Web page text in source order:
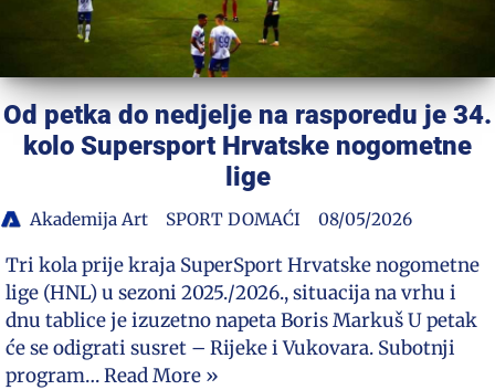
Od petka do nedjelje na rasporedu je 34.
kolo Supersport Hrvatske nogometne
lige
Akademija Art SPORT DOMAĆI 08/05/2026
Tri kola prije kraja SuperSport Hrvatske nogometne
lige (HNL) u sezoni 2025./2026., situacija na vrhu i
dnu tablice je izuzetno napeta Boris Markuš U petak
će se odigrati susret – Rijeke i Vukovara. Subotnji
program…Read More »